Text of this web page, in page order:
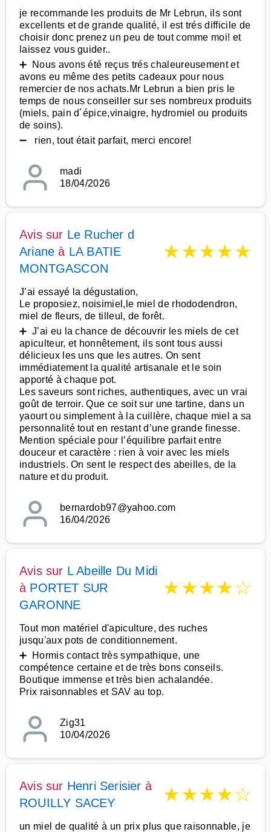
je recommande les produits de Mr Lebrun, ils sont
excellents et de grande qualité, il est trés difficile de
choisir donc prenez un peu de tout comme moi! et
laissez vous guider..
➕ Nous avons été reçus trés chaleureusement et
avons eu même des petits cadeaux pour nous
remercier de nos achats.Mr Lebrun a bien pris le
temps de nous conseiller sur ses nombreux produits
(miels, pain d´épice,vinaigre, hydromiel ou produits
de soins).
➖ rien, tout était parfait, merci encore!
madi
18/04/2026
Avis sur Le Rucher d
Ariane à LA BATIE
MONTGASCON
★★★★★
J’ai essayé la dégustation,
Le proposiez, noisimiel,le miel de rhododendron,
miel de fleurs, de tilleul, de forêt.
➕ J’ai eu la chance de découvrir les miels de cet
apiculteur, et honnêtement, ils sont tous aussi
délicieux les uns que les autres. On sent
immédiatement la qualité artisanale et le soin
apporté à chaque pot.
Les saveurs sont riches, authentiques, avec un vrai
goût de terroir. Que ce soit sur une tartine, dans un
yaourt ou simplement à la cuillère, chaque miel a sa
personnalité tout en restant d’une grande finesse.
Mention spéciale pour l’équilibre parfait entre
douceur et caractère : rien à voir avec les miels
industriels. On sent le respect des abeilles, de la
nature et du produit.
bernardob97@yahoo.com
16/04/2026
Avis sur L Abeille Du Midi
à PORTET SUR
GARONNE
★★★★☆
Tout mon matériel d'apiculture, des ruches
jusqu'aux pots de conditionnement.
➕ Hormis contact très sympathique, une
compétence certaine et de très bons conseils.
Boutique immense et très bien achalandée.
Prix raisonnables et SAV au top.
Zig31
10/04/2026
Avis sur Henri Serisier à
ROUILLY SACEY
★★★★☆
un miel de qualité à un prix plus que raisonnable, je